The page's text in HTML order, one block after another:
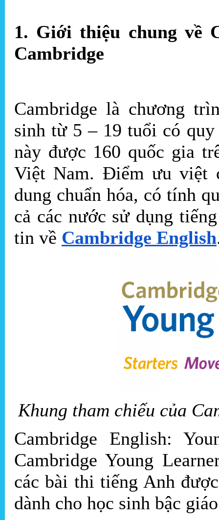
1. Giới thiệu chung về
Cambridge
Cambridge là chương
sinh từ 5 – 19 tuổi có
này được 160 quốc gia
Việt Nam. Điểm ưu việt
dung chuẩn hóa, có tính
cả các nước sử dụng
tin về Cambridge English
Khung tham chiếu của
Cambridge English:
Cambridge Young
các bài thi tiếng Anh
dành cho học sinh bậc